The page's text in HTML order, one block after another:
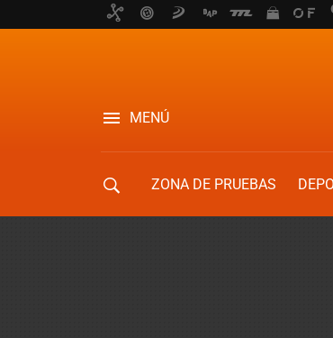
MENÚ
ZONA DE PRUEBAS